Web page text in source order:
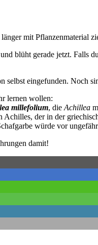
mit Pflanzenmaterial
blüht gerade jetzt. Falls
selbst eingefunden. Noch
lernen wollen:
millefolium, die Achillea
Achilles, der in der
würde vor
damit!